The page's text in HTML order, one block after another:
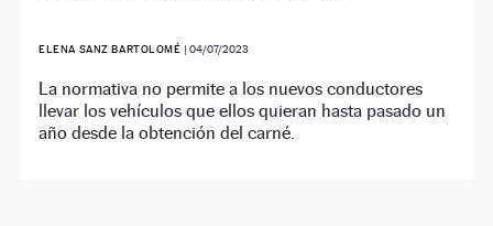
ELENA SANZ BARTOLOMÉ | 04/07/2023
La normativa no permite a los nuevos conductores
llevar los vehículos que ellos quieran hasta pasado un
año desde la obtención del carné.